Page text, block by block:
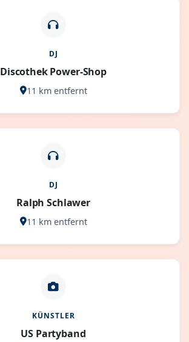
DJ
Discothek Power-Shop
11 km entfernt
DJ
Ralph Schlawer
11 km entfernt
KÜNSTLER
US Partyband